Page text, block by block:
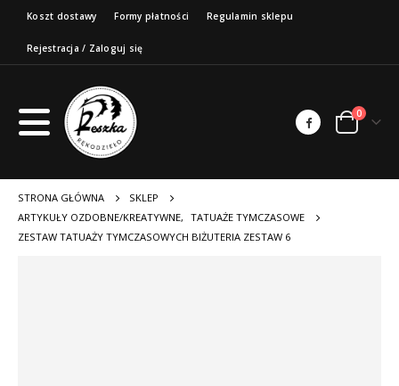
Koszt dostawy Formy płatności Regulamin sklepu
Rejestracja / Zaloguj się
0
STRONA GŁÓWNA
SKLEP
ARTYKUŁY OZDOBNE/KREATYWNE, TATUAŻE TYMCZASOWE
ZESTAW TATUAŻY TYMCZASOWYCH BIŻUTERIA ZESTAW 6